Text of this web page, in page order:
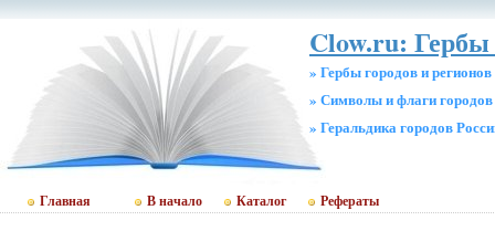
Clow.ru: Гербы
» Гербы городов и
» Символы и флаги городов
» Геральдика городов
Главная В начало Каталог Рефераты